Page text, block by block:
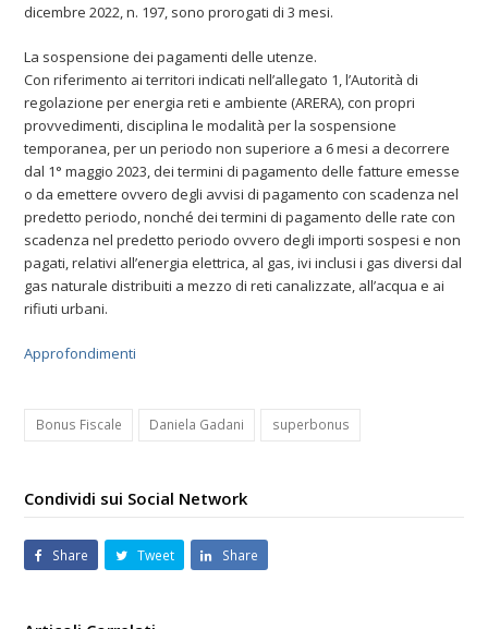
dicembre 2022, n. 197, sono prorogati di 3 mesi.
La sospensione dei pagamenti delle utenze.
Con riferimento ai territori indicati nell’allegato 1, l’Autorità di
regolazione per energia reti e ambiente (ARERA), con propri
provvedimenti, disciplina le modalità per la sospensione
temporanea, per un periodo non superiore a 6 mesi a decorrere
dal 1° maggio 2023, dei termini di pagamento delle fatture emesse
o da emettere ovvero degli avvisi di pagamento con scadenza nel
predetto periodo, nonché dei termini di pagamento delle rate con
scadenza nel predetto periodo ovvero degli importi sospesi e non
pagati, relativi all’energia elettrica, al gas, ivi inclusi i gas diversi dal
gas naturale distribuiti a mezzo di reti canalizzate, all’acqua e ai
rifiuti urbani.
Approfondimenti
Bonus Fiscale Daniela Gadani superbonus
Condividi sui Social Network
Share Tweet Share